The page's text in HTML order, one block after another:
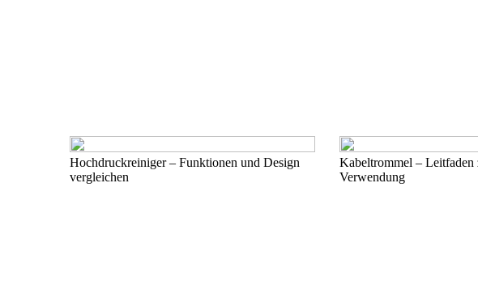
Hochdruckreiniger – Funktionen und Design
vergleichen
Kabeltrommel – Leitfaden
Verwendung